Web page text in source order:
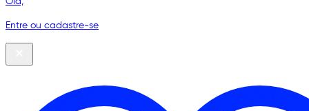
Entre ou cadastre-se